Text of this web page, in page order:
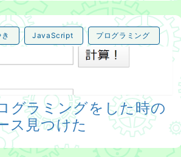
JavaScript プログラミング
ングをした時のしょぼいソース見つ
グラミングをした時の
ス見つけた